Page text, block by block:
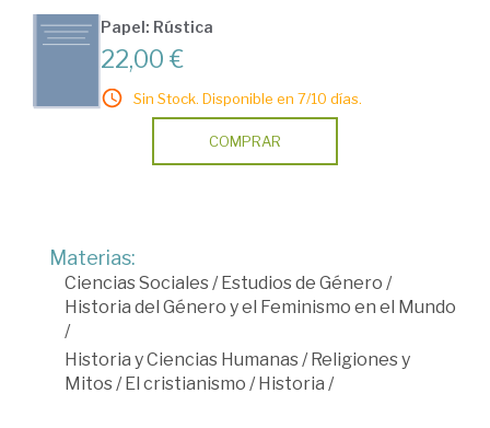
Papel: Rústica
22,00 €
Sin Stock. Disponible en 7/10 días.
COMPRAR
Materias:
Ciencias Sociales/Estudios de Género /
Historia del Género y el Feminismo en el Mundo
/
Historia y Ciencias Humanas/Religiones y
Mitos/El cristianismo /Historia /